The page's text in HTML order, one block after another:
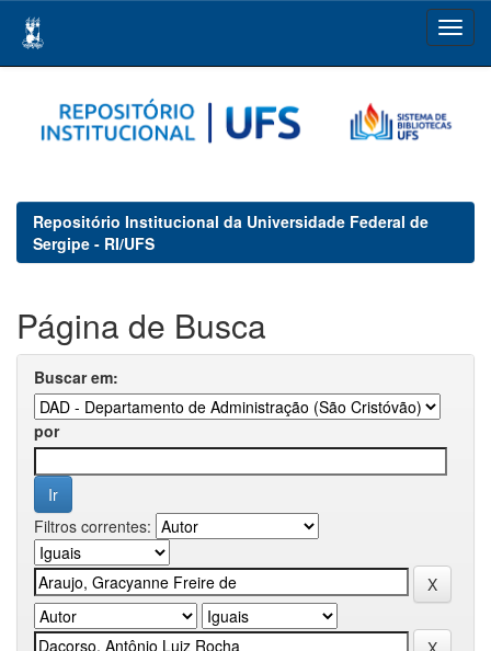
navigation
Repositório Institucional da Universidade Federal de
Sergipe - RI/UFS
Página de Busca
Buscar em:
por
Filtros correntes: